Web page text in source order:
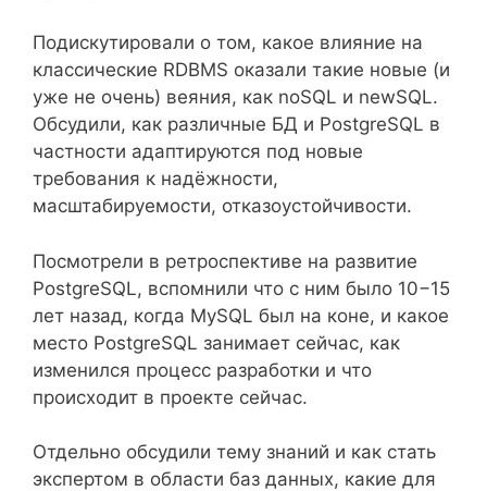
Подискутировали о том, какое влияние на
классические RDBMS оказали такие новые (и
уже не очень) веяния, как noSQL и newSQL.
Обсудили, как различные БД и PostgreSQL в
частности адаптируются под новые
требования к надёжности,
масштабируемости, отказоустойчивости.
Посмотрели в ретроспективе на развитие
PostgreSQL, вспомнили что с ним было 10−15
лет назад, когда MySQL был на коне, и какое
место PostgreSQL занимает сейчас, как
изменился процесс разработки и что
происходит в проекте сейчас.
Отдельно обсудили тему знаний и как стать
экспертом в области баз данных, какие для